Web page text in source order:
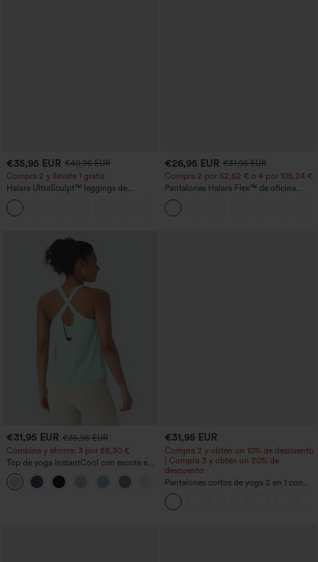
€35,95 EUR €40,95 EUR
Compra 2 y llévate 1 gratis
Halara UltraSculpt™ leggings de
entrenamiento moldeadores de talle alto
con fruncido trasero que realza los
glúteos, control de abdomen y bolsillos
€26,95 EUR €31,95 EUR
Compra 2 por 52,62 € o 4 por 105,24 €.
Pantalones Halara Flex™ de oficina
anchos plisados de tiro alto con bolsillos
en tela tipo gofre
€31,95 EUR €35,95 EUR
Combina y ahorra: 3 por 88,30 €
Top de yoga InstantCool con escote en
U y bajo curvado - UPF50+
€31,95 EUR
Compra 2 y obtén un 10% de descuento
| Compra 3 y obtén un 20% de
descuento
Pantalones cortos de yoga 2 en 1 con
bolsillo trasero de talle muy alto y
bolsillo lateral oculto de 5&#39;&#39;
de longitud más larga